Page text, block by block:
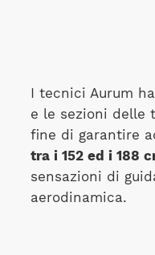
I tecnici Aurum
e le sezioni delle
fine di garantire
tra i 152 ed i 188
sensazioni di
aerodinamica.